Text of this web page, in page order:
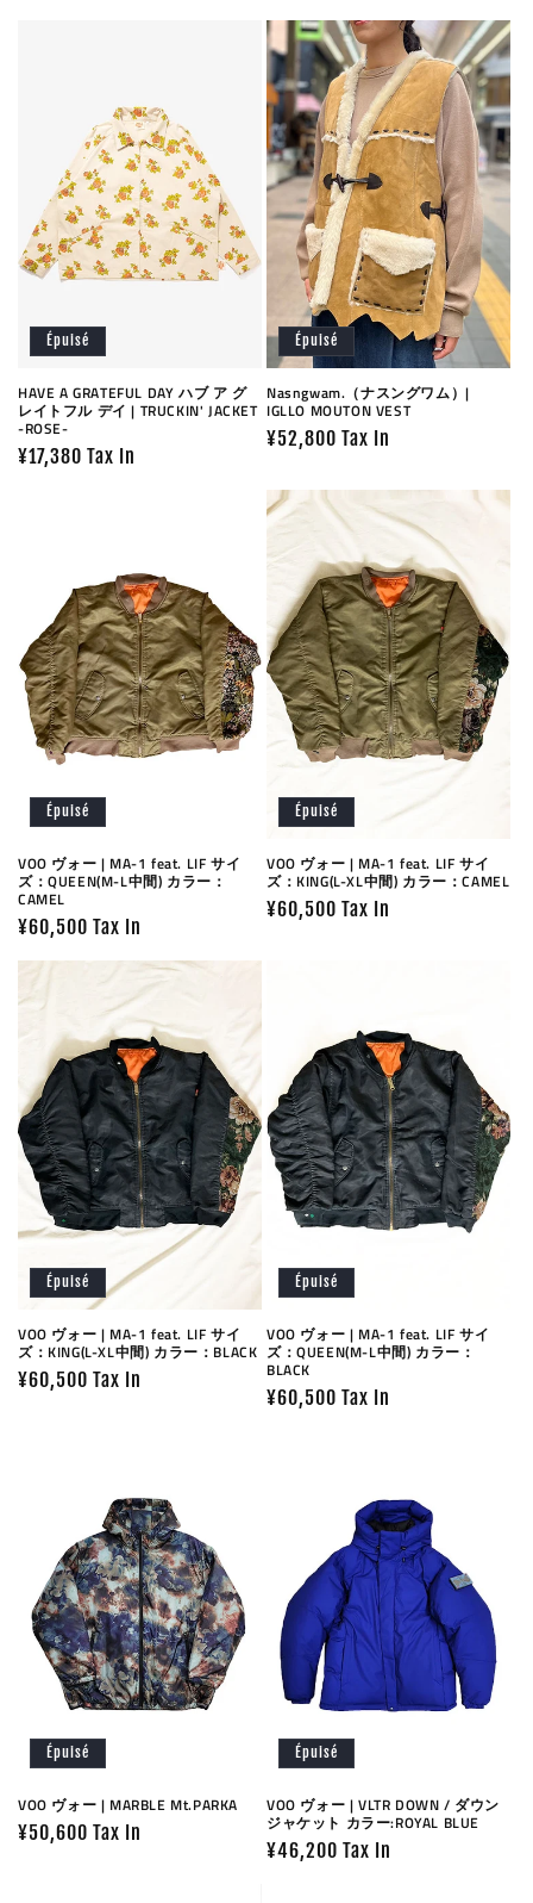
Épuisé
HAVE A GRATEFUL DAY ハブ ア グ
レイトフル デイ | TRUCKIN' JACKET
-ROSE-
Prix
¥17,380 Tax In
Épuisé
Nasngwam.（ナスングワム）|
IGLLO MOUTON VEST
Prix
¥52,800 Tax In
Épuisé
VOO ヴォー | MA-1 feat. LIF サイ
ズ：QUEEN(M-L中間) カラー：
CAMEL
Prix
¥60,500 Tax In
Épuisé
VOO ヴォー | MA-1 feat. LIF サイ
ズ：KING(L-XL中間) カラー：CAMEL
Prix
¥60,500 Tax In
Épuisé
VOO ヴォー | MA-1 feat. LIF サイ
ズ：KING(L-XL中間) カラー：BLACK
Prix
¥60,500 Tax In
Épuisé
VOO ヴォー | MA-1 feat. LIF サイ
ズ：QUEEN(M-L中間) カラー：
BLACK
Prix
¥60,500 Tax In
Épuisé
VOO ヴォー | MARBLE Mt.PARKA
Prix
¥50,600 Tax In
Épuisé
VOO ヴォー | VLTR DOWN / ダウン
ジャケット カラー:ROYAL BLUE
Prix
¥46,200 Tax In